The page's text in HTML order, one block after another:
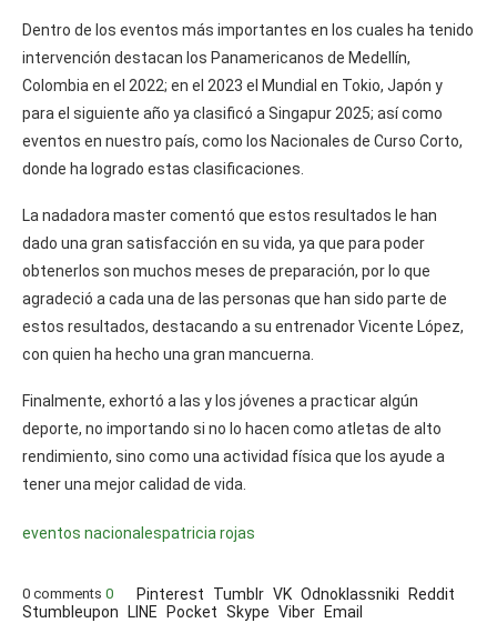
Dentro de los eventos más importantes en los cuales ha tenido
intervención destacan los Panamericanos de Medellín,
Colombia en el 2022; en el 2023 el Mundial en Tokio, Japón y
para el siguiente año ya clasificó a Singapur 2025; así como
eventos en nuestro país, como los Nacionales de Curso Corto,
donde ha logrado estas clasificaciones.
La nadadora master comentó que estos resultados le han
dado una gran satisfacción en su vida, ya que para poder
obtenerlos son muchos meses de preparación, por lo que
agradeció a cada una de las personas que han sido parte de
estos resultados, destacando a su entrenador Vicente López,
con quien ha hecho una gran mancuerna.
Finalmente, exhortó a las y los jóvenes a practicar algún
deporte, no importando si no lo hacen como atletas de alto
rendimiento, sino como una actividad física que los ayude a
tener una mejor calidad de vida.
eventos nacionalespatricia rojas
0 comments 0 Pinterest Tumblr VK Odnoklassniki
Reddit
Stumbleupon
LINE Pocket Skype Viber Email